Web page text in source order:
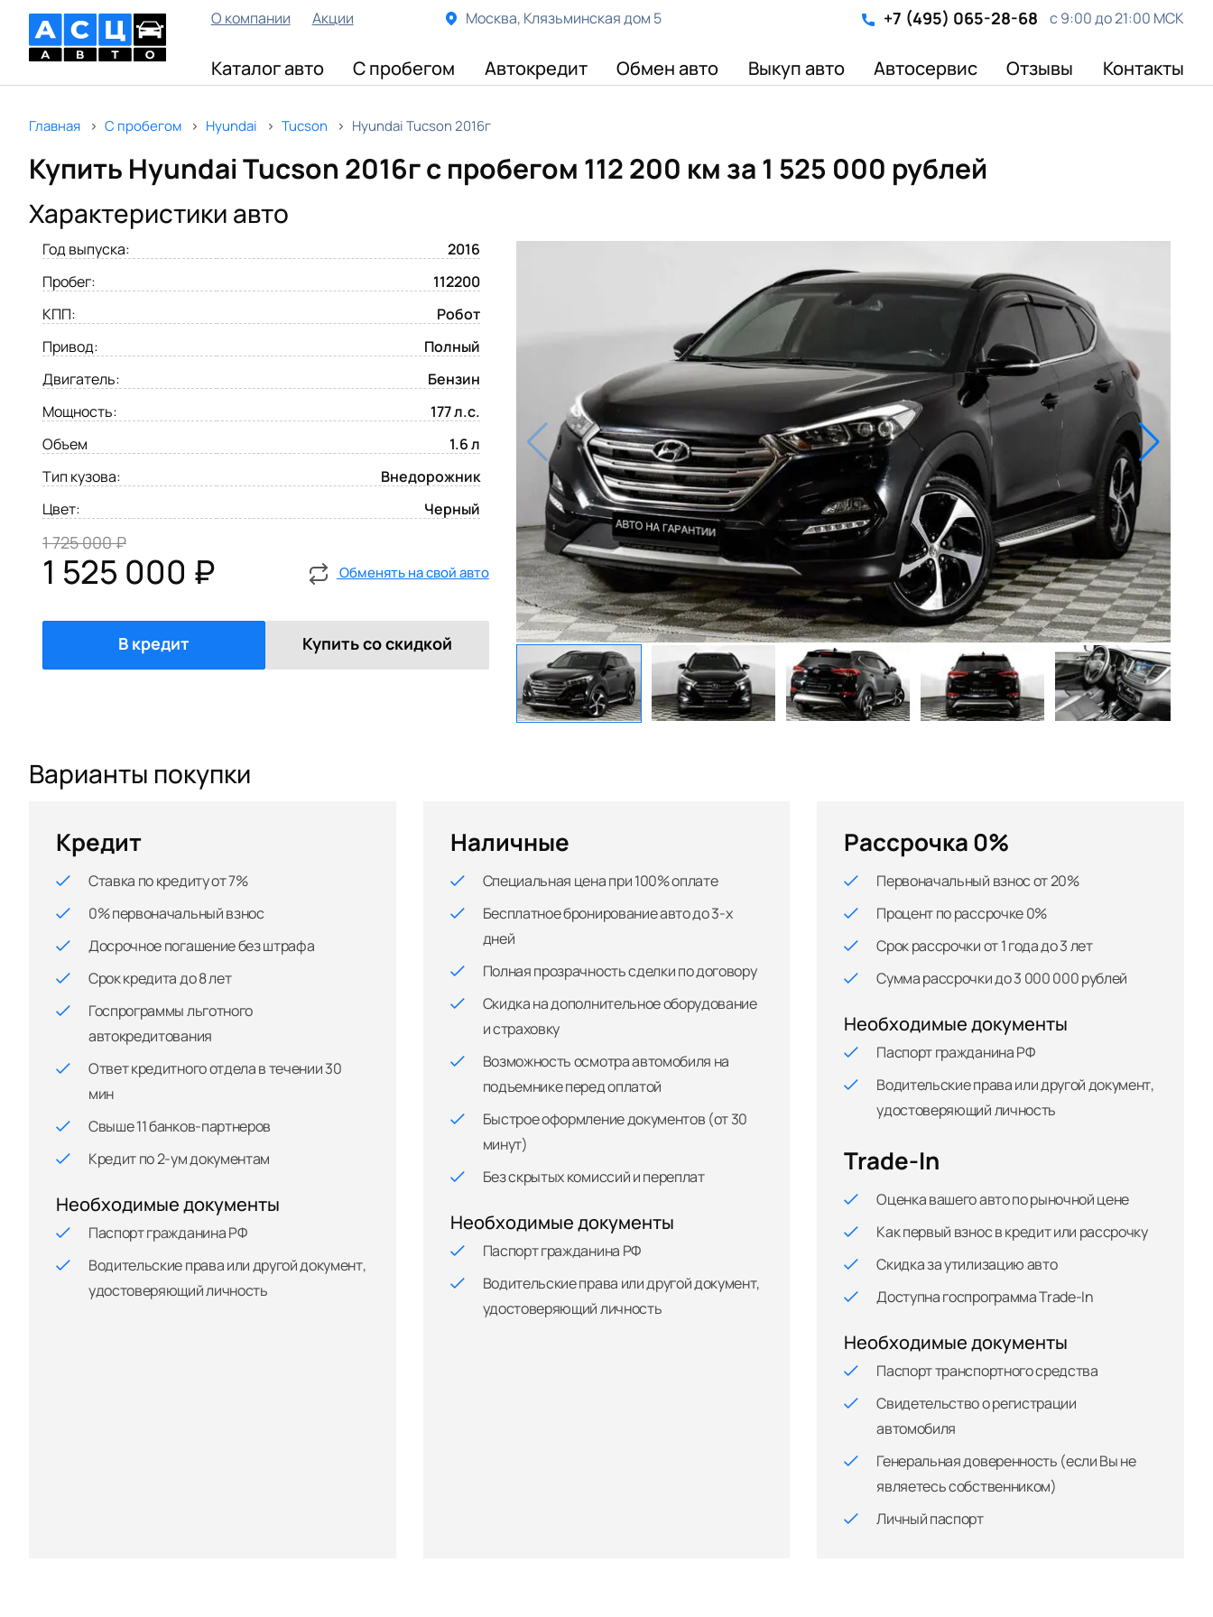
О компании Акции Москва, Клязьминская дом 5 +7 (495) 065-28-68 с 9:00 до 21:00 МСК
Каталог авто С пробегом Автокредит Обмен авто Выкуп авто Автосервис Отзывы Контакты
Главная С пробегом Hyundai Tucson Hyundai Tucson 2016г
Купить Hyundai Tucson 2016г с пробегом 112 200 км за 1 525 000 рублей
Характеристики авто
Год выпуска:
2016
Пробег:
112200
КПП:
Робот
Привод:
Полный
Двигатель:
Бензин
Мощность:
177 л.с.
Объем
1.6 л
Тип кузова:
Внедорожник
Цвет:
Черный
1 725 000 ₽
1 525 000 ₽ Обменять на свой авто
В кредит Купить со скидкой
Варианты покупки
Кредит
Ставка по кредиту от 7%
0% первоначальный взнос
Досрочное погашение без штрафа
Срок кредита до 8 лет
Госпрограммы льготного
автокредитования
Ответ кредитного отдела в течении 30
мин
Свыше 11 банков-партнеров
Кредит по 2-ум документам
Необходимые документы
Паспорт гражданина РФ
Водительские права или другой документ,
удостоверяющий личность
Наличные
Специальная цена при 100% оплате
Бесплатное бронирование авто до 3-х
дней
Полная прозрачность сделки по договору
Скидка на дополнительное оборудование
и страховку
Возможность осмотра автомобиля на
подъемнике перед оплатой
Быстрое оформление документов (от 30
минут)
Без скрытых комиссий и переплат
Необходимые документы
Паспорт гражданина РФ
Водительские права или другой документ,
удостоверяющий личность
Рассрочка 0%
Первоначальный взнос от 20%
Процент по рассрочке 0%
Срок рассрочки от 1 года до 3 лет
Сумма рассрочки до 3 000 000 рублей
Необходимые документы
Паспорт гражданина РФ
Водительские права или другой документ,
удостоверяющий личность
Trade-In
Оценка вашего авто по рыночной цене
Как первый взнос в кредит или рассрочку
Скидка за утилизацию авто
Доступна госпрограмма Trade-In
Необходимые документы
Паспорт транспортного средства
Свидетельство о регистрации
автомобиля
Генеральная доверенность (если Вы не
являетесь собственником)
Личный паспорт